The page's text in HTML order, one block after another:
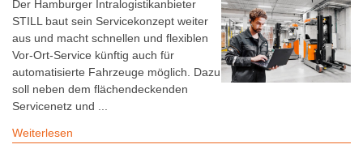
Der Hamburger Intralogistikanbieter
STILL baut sein Servicekonzept weiter
aus und macht schnellen und flexiblen
Vor-Ort-Service künftig auch für
automatisierte Fahrzeuge möglich. Dazu
soll neben dem flächendeckenden
Servicenetz und ...
Weiterlesen